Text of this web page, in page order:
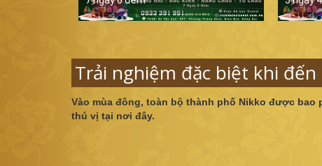
Trải nghiệm đặc biệt khi
Vào mùa đông, toàn bộ thành phố Nikko được bao
thú vị tại nơi đây.